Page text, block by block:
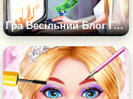
Гра Весільний Блог Голді